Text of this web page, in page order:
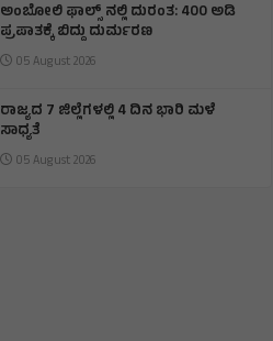
ಅಂಬೋಲಿ ಫಾಲ್ಸ್ ನಲ್ಲಿ ದುರಂತ: 400 ಅಡಿ
ಪ್ರಪಾತಕ್ಕೆ ಬಿದ್ದು ದುರ್ಮರಣ
05 August 2026
ರಾಜ್ಯದ 7 ಜಿಲ್ಲೆಗಳಲ್ಲಿ 4 ದಿನ ಭಾರಿ ಮಳೆ
ಸಾಧ್ಯತೆ
05 August 2026